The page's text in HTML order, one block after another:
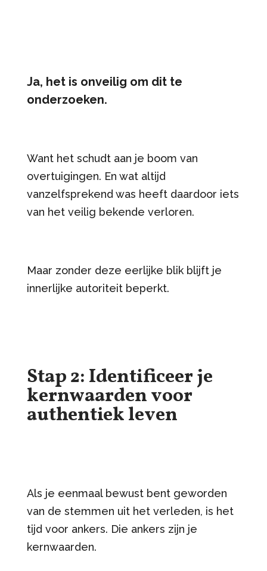
Ja, het is onveilig om dit te
onderzoeken.
Want het schudt aan je boom van
overtuigingen. En wat altijd
vanzelfsprekend was heeft daardoor iets
van het veilig bekende verloren.
Maar zonder deze eerlijke blik blijft je
innerlijke autoriteit beperkt.
Stap 2: Identificeer je
kernwaarden voor
authentiek leven
Als je eenmaal bewust bent geworden
van de stemmen uit het verleden, is het
tijd voor ankers. Die ankers zijn je
kernwaarden.